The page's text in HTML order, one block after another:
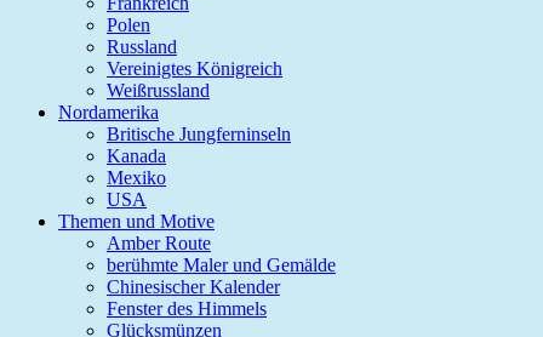
Polen
Russland
Vereinigtes Königreich
Weißrussland
Nordamerika
Britische Jungferninseln
Kanada
Mexiko
USA
Themen und Motive
Amber Route
berühmte Maler und Gemälde
Chinesischer Kalender
Fenster des Himmels
Glücksmünzen